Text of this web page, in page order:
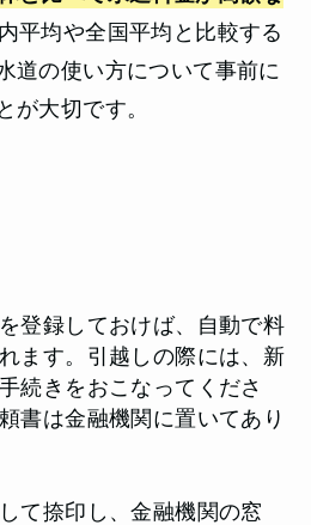
平均や全国平均と比較する
道の使い方について事前に
が大切です。
登録しておけば、自動で料
ます。引越しの際には、新
続きをおこなってくださ
書は金融機関に置いてあり
て捺印し、金融機関の窓